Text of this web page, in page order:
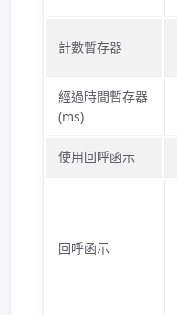
計數暫存器
經過時間暫存器
(ms)
使用回呼函示
回呼函示